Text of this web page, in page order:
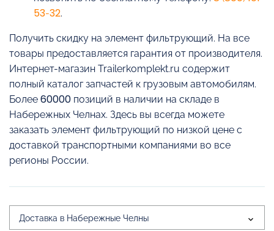
53-32.
Получить скидку на элемент фильтрующий. На все
товары предоставляется гарантия от производителя.
Интернет-магазин Trailerkomplekt.ru содержит
полный каталог запчастей к грузовым автомобилям.
Более 60000 позиций в наличии на складе в
Набережных Челнах. Здесь вы всегда можете
заказать элемент фильтрующий по низкой цене с
доставкой транспортными компаниями во все
регионы России.
Доставка в Набережные Челны